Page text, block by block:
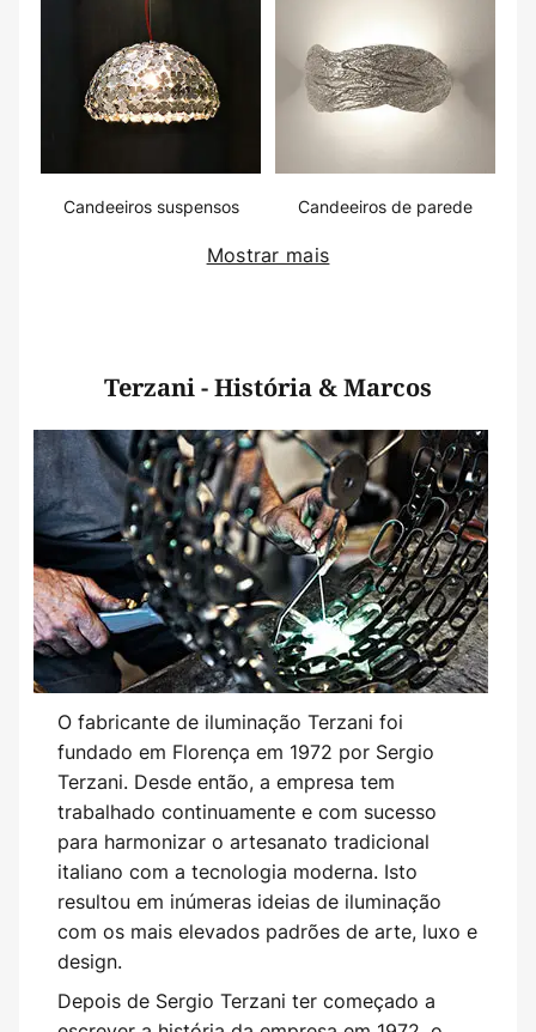
Candeeiros suspensos Candeeiros de parede
Mostrar mais
Terzani - História & Marcos
O fabricante de iluminação Terzani foi
fundado em Florença em 1972 por Sergio
Terzani. Desde então, a empresa tem
trabalhado continuamente e com sucesso
para harmonizar o artesanato tradicional
italiano com a tecnologia moderna. Isto
resultou em inúmeras ideias de iluminação
com os mais elevados padrões de arte, luxo e
design.
Depois de Sergio Terzani ter começado a